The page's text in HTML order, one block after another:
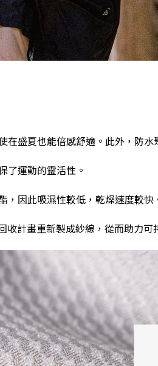
盛夏也能倍感舒適。此外，防水
了運動的靈活性。
因此吸濕性較低，乾燥速度較快
收計畫重新製成紗線，從而助力可